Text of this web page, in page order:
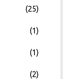
(25)
(1)
(1)
(2)